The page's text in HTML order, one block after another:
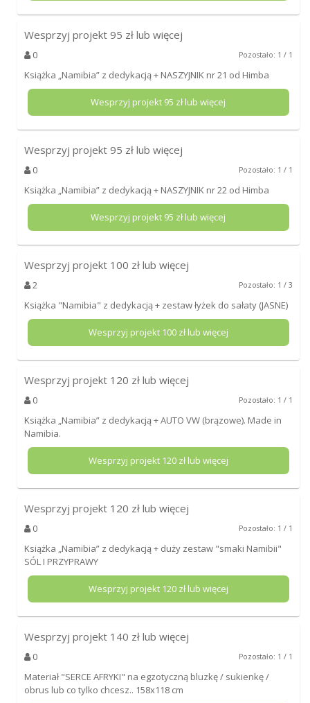
Wesprzyj projekt 95 zł lub więcej
0 Pozostało: 1 / 1
Książka „Namibia” z dedykacją + NASZYJNIK nr 21 od Himba
Wesprzyj projekt 95 zł lub więcej
Wesprzyj projekt 95 zł lub więcej
0 Pozostało: 1 / 1
Książka „Namibia” z dedykacją + NASZYJNIK nr 22 od Himba
Wesprzyj projekt 95 zł lub więcej
Wesprzyj projekt 100 zł lub więcej
2 Pozostało: 1 / 3
Książka "Namibia" z dedykacją + zestaw łyżek do sałaty (JASNE)
Wesprzyj projekt 100zł lub więcej
Wesprzyj projekt 120 zł lub więcej
0 Pozostało: 1 / 1
Książka „Namibia” z dedykacją + AUTO VW (brązowe). Made in
Namibia.
Wesprzyj projekt 120zł lub więcej
Wesprzyj projekt 120 zł lub więcej
0 Pozostało: 1 / 1
Książka „Namibia” z dedykacją + duży zestaw "smaki Namibii"
SÓL I PRZYPRAWY
Wesprzyj projekt 120zł lub więcej
Wesprzyj projekt 140 zł lub więcej
0 Pozostało: 1 / 1
Materiał "SERCE AFRYKI" na egzotyczną bluzkę / sukienkę /
obrus lub co tylko chcesz.. 158x118 cm